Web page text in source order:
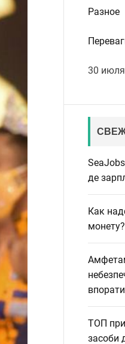
Разное
30
де
Как
монету?
ТОП
засоби